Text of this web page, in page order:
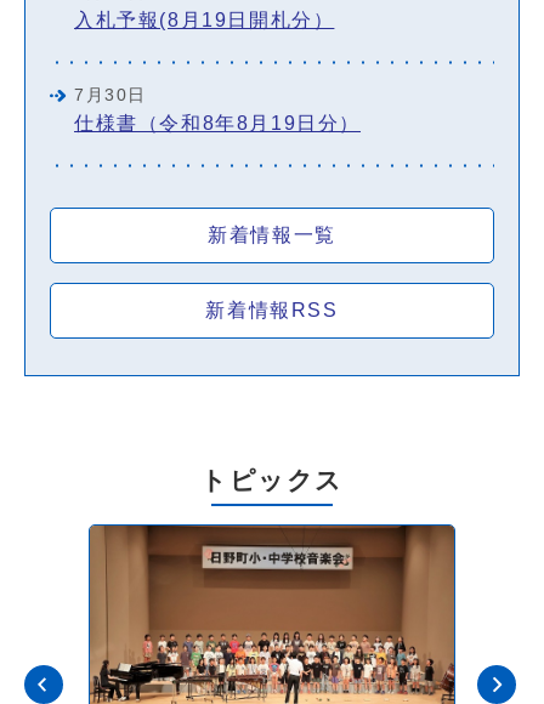
入札予報(8月19日開札分）
7月30日
仕様書（令和8年8月19日分）
新着情報一覧
新着情報RSS
トピックス